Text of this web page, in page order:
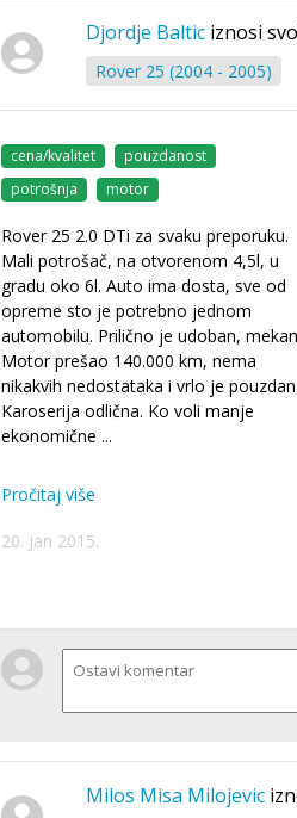
Djordje Baltic iznosi
Rover 25 (2004 - 2005)
cena/kvalitet
pouzdanost
potrošnja
motor
Rover 25 2.0 DTi za svaku preporuku.
Mali potrošač, na otvorenom 4,5l, u
gradu oko 6l. Auto ima dosta, sve od
opreme sto je potrebno jednom
automobilu. Prilično je udoban,
Motor prešao 140.000 km, nema
nikakvih nedostataka i vrlo je pouzdan.
Karoserija odlična. Ko voli manje
ekonomične ...
Pročitaj više
20. Jan 2015.
Milos Misa Milojevic